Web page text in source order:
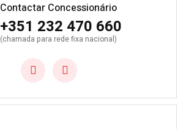
Contactar Concessionário
+351 232 470 660
(chamada para rede fixa nacional)